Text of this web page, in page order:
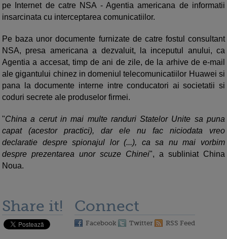
pe Internet de catre NSA - Agentia americana de informatii
insarcinata cu interceptarea comunicatiilor.
Pe baza unor documente furnizate de catre fostul consultant
NSA, presa americana a dezvaluit, la inceputul anului, ca
Agentia a accesat, timp de ani de zile, de la arhive de e-mail
ale gigantului chinez in domeniul telecomunicatiilor Huawei si
pana la documente interne intre conducatori ai societatii si
coduri secrete ale produselor firmei.
"China a cerut in mai multe randuri Statelor Unite sa puna
capat (acestor practici), dar ele nu fac niciodata vreo
declaratie despre spionajul lor (...), ca sa nu mai vorbim
despre prezentarea unor scuze Chinei", a subliniat China
Noua.
Share it! Connect
Facebook Twitter RSS Feed